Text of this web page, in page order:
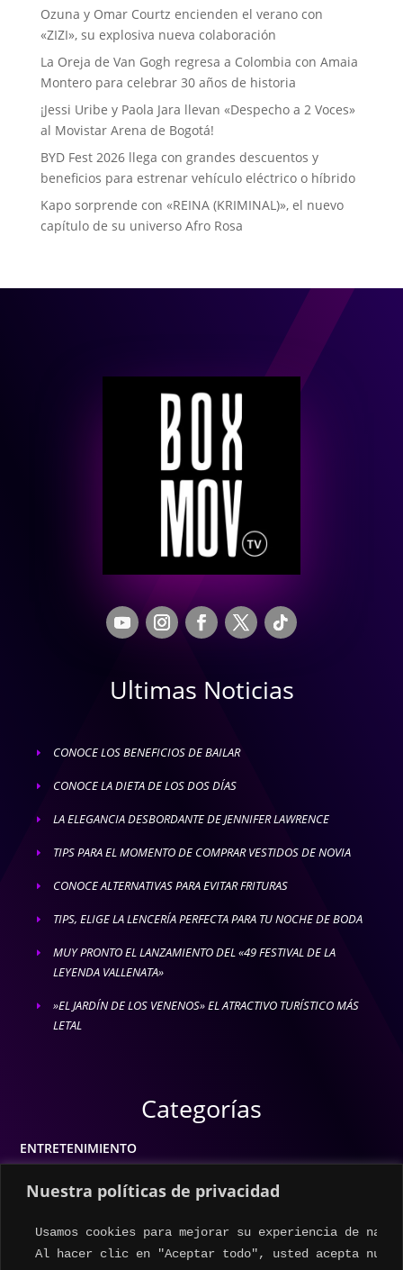
Nuestra políticas de privacidad
Usamos cookies para mejorar su experiencia de
Al hacer clic en "Aceptar todo", usted acepta
Ozuna y Omar Courtz encienden el verano con
«ZIZI», su explosiva nueva colaboración
La Oreja de Van Gogh regresa a Colombia con Amaia
Montero para celebrar 30 años de historia
¡Jessi Uribe y Paola Jara llevan «Despecho a 2 Voces»
al Movistar Arena de Bogotá!
BYD Fest 2026 llega con grandes descuentos y
beneficios para estrenar vehículo eléctrico o híbrido
Kapo sorprende con «REINA (KRIMINAL)», el nuevo
capítulo de su universo Afro Rosa
Ultimas Noticias
E CONOCE LOS BENEFICIOS DE BAILAR
E CONOCE LA DIETA DE LOS DOS DÍAS
E LA ELEGANCIA DESBORDANTE DE JENNIFER LAWRENCE
E TIPS PARA EL MOMENTO DE COMPRAR VESTIDOS DE NOVIA
E CONOCE ALTERNATIVAS PARA EVITAR FRITURAS
E TIPS, ELIGE LA LENCERÍA PERFECTA PARA TU NOCHE DE BODA
E
MUY PRONTO EL LANZAMIENTO DEL «49 FESTIVAL DE LA
LEYENDA VALLENATA»
E
»EL JARDÍN DE LOS VENENOS» EL ATRACTIVO TURÍSTICO MÁS
LETAL
Categorías
ENTRETENIMIENTO
ESTILO DE VIDA